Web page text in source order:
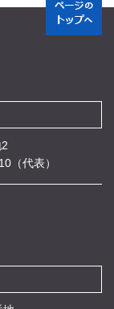
（代表）